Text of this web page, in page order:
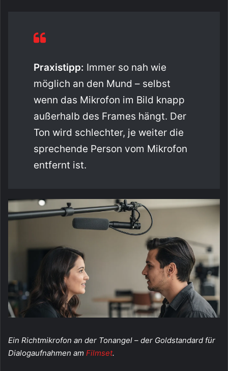
Praxistipp: Immer so nah wie
möglich an den Mund – selbst
wenn das Mikrofon im Bild knapp
außerhalb des Frames hängt. Der
Ton wird schlechter, je weiter die
sprechende Person vom Mikrofon
entfernt ist.
Ein Richtmikrofon an der Tonangel – der Goldstandard für
Dialogaufnahmen am Filmset.